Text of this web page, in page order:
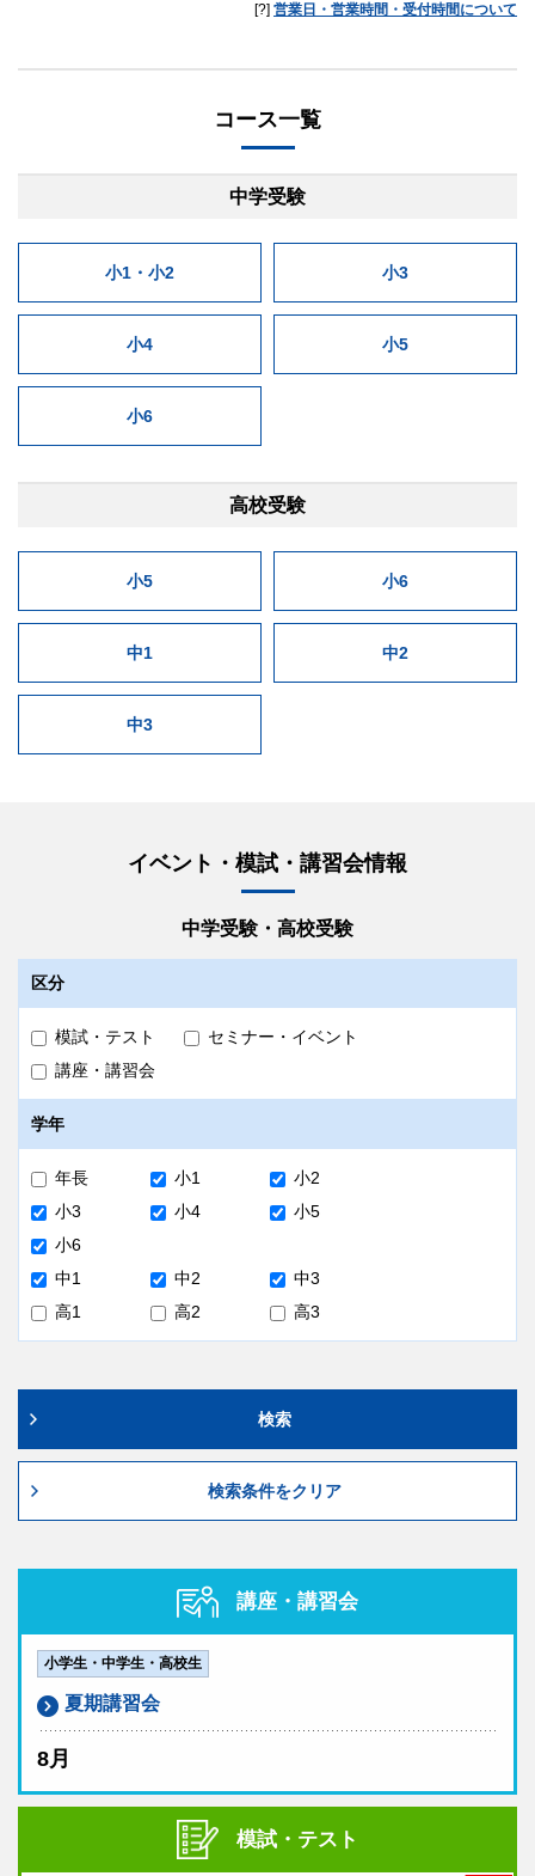
[?] 営業日・営業時間・受付時間について
コース一覧
中学受験
小1・小2 小3
小4 小5
小6
高校受験
小5 小6
中1 中2
中3
イベント・模試・講習会情報
中学受験・高校受験
区分
模試・テスト
セミナー・イベント
講座・講習会
学年
年長 小1
小2
小3
小4
小5
小6
中1
中2
中3
高1
高2 高3
検索
検索条件をクリア
講座・講習会
小学生・中学生・高校生
夏期講習会
8月
模試・テスト